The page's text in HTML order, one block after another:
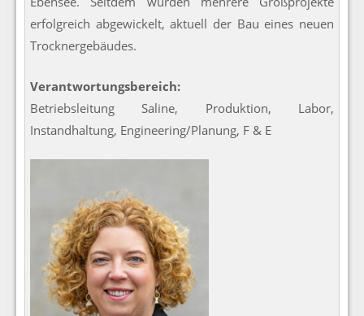
erfolgreich abgewickelt, aktuell der Bau eines neuen
Trocknergebäudes.
Verantwortungsbereich:
Betriebsleitung Saline, Produktion, Labor,
Instandhaltung, Engineering/Planung, F & E